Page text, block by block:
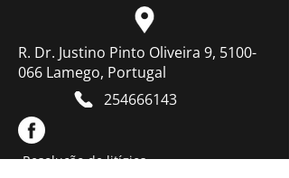
R. Dr. Justino Pinto Oliveira 9, 5100-
066 Lamego, Portugal
254666143
Resolução de litígios